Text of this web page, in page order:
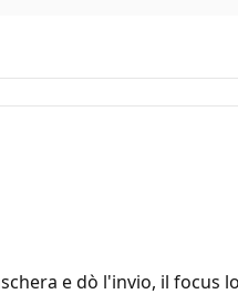
e dò l'invio, il focus